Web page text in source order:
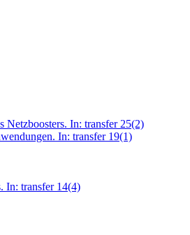
In: transfer 25(2)
In: transfer 19(1)
In: transfer 14(4)